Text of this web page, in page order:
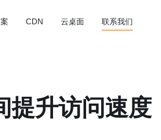
CDN 云桌面 联系我们
提升访问速度